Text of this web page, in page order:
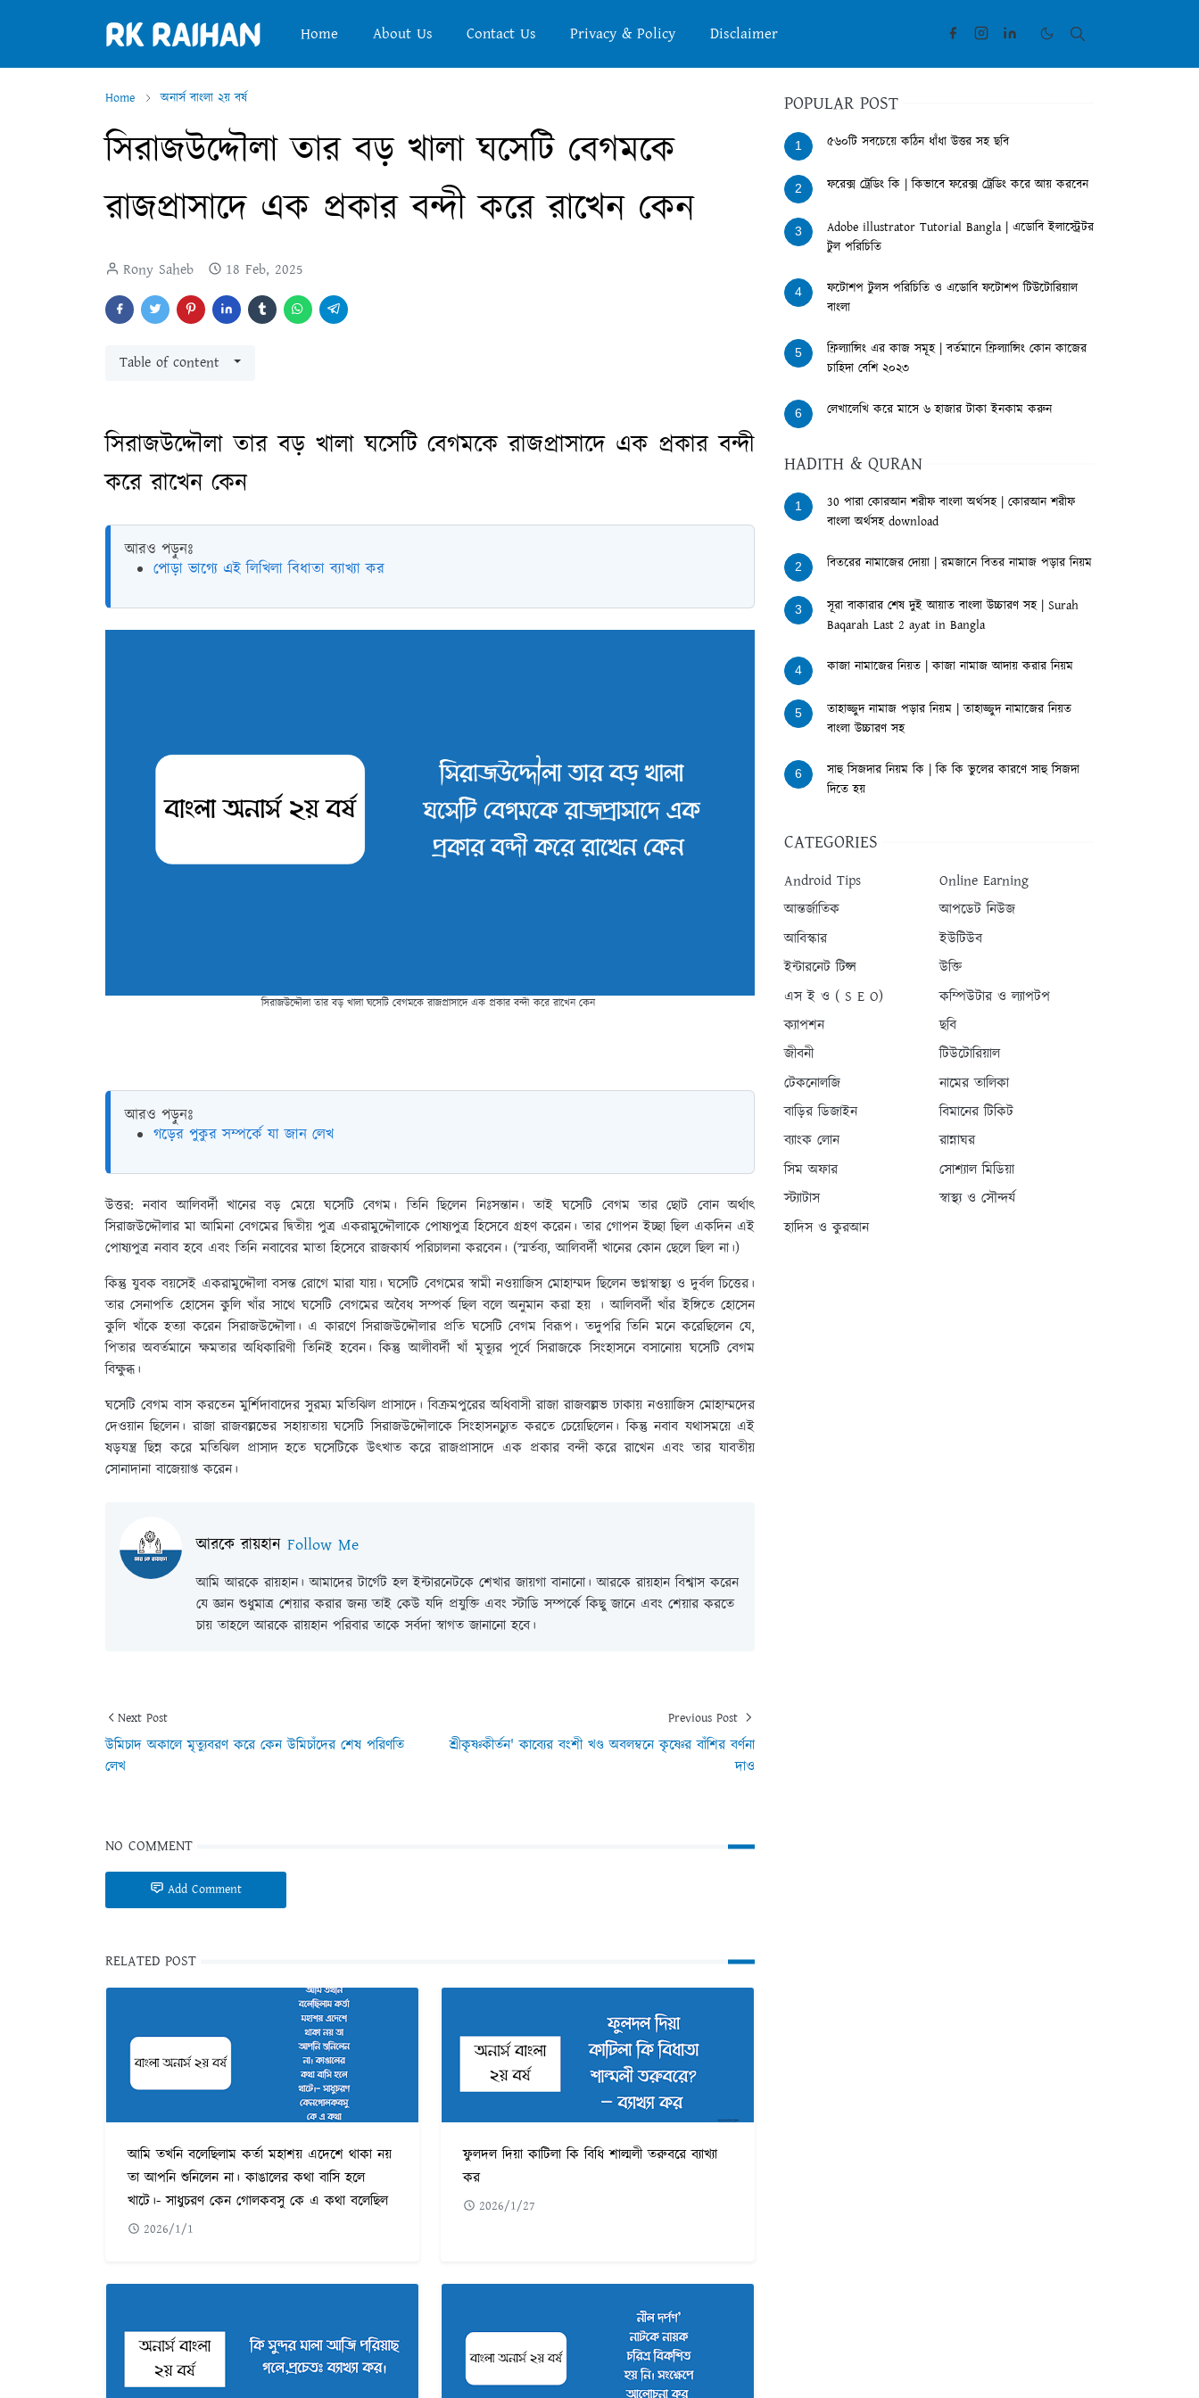
Home About Us Contact Us Privacy & Policy Disclaimer
Home অনার্স বাংলা ২য় বর্ষ
সিরাজউদ্দৌলা তার বড় খালা ঘসেটি বেগমকে
রাজপ্রাসাদে এক প্রকার বন্দী করে রাখেন কেন
Rony Saheb 18 Feb, 2025
Table of content
সিরাজউদ্দৌলা তার বড় খালা ঘসেটি বেগমকে রাজপ্রাসাদে এক প্রকার বন্দী
করে রাখেন কেন
আরও পড়ুনঃ
পোড়া ভাগ্যে এই লিখিলা বিধাতা ব্যাখ্যা কর
সিরাজউদ্দৌলা তার বড় খালা ঘসেটি বেগমকে রাজপ্রাসাদে এক প্রকার বন্দী করে রাখেন কেন
আরও পড়ুনঃ
গড়ের পুকুর সম্পর্কে যা জান লেখ
উত্তর: নবাব আলিবর্দী খানের বড় মেয়ে ঘসেটি বেগম। তিনি ছিলেন নিঃসন্তান। তাই ঘসেটি বেগম তার ছোট বোন অর্থাৎ
সিরাজউদ্দৌলার মা আমিনা বেগমের দ্বিতীয় পুত্র একরামুদ্দৌলাকে পোষ্যপুত্র হিসেবে গ্রহণ করেন। তার গোপন ইচ্ছা ছিল একদিন এই
পোষ্যপুত্র নবাব হবে এবং তিনি নবাবের মাতা হিসেবে রাজকার্য পরিচালনা করবেন। (স্মর্তব্য, আলিবর্দী খানের কোন ছেলে ছিল না।)
কিন্তু যুবক বয়সেই একরামুদ্দৌলা বসন্ত রোগে মারা যায়। ঘসেটি বেগমের স্বামী নওয়াজিস মোহাম্মদ ছিলেন ভগ্নস্বাস্থ্য ও দুর্বল চিত্তের।
তার সেনাপতি হোসেন কুলি খাঁর সাথে ঘসেটি বেগমের অবৈধ সম্পর্ক ছিল বলে অনুমান করা হয় । আলিবর্দী খাঁর ইঙ্গিতে হোসেন
কুলি খাঁকে হত্যা করেন সিরাজউদ্দৌলা। এ কারণে সিরাজউদ্দৌলার প্রতি ঘসেটি বেগম বিরূপ। তদুপরি তিনি মনে করেছিলেন যে,
পিতার অবর্তমানে ক্ষমতার অধিকারিণী তিনিই হবেন। কিন্তু আলীবর্দী খাঁ মৃত্যুর পূর্বে সিরাজকে সিংহাসনে বসানোয় ঘসেটি বেগম
বিক্ষুব্ধ।
ঘসেটি বেগম বাস করতেন মুর্শিদাবাদের সুরম্য মতিঝিল প্রাসাদে। বিক্রমপুরের অধিবাসী রাজা রাজবল্লভ ঢাকায় নওয়াজিস মোহাম্মদের
দেওয়ান ছিলেন। রাজা রাজবল্লভের সহায়তায় ঘসেটি সিরাজউদ্দৌলাকে সিংহাসনচ্যুত করতে চেয়েছিলেন। কিন্তু নবাব যথাসময়ে এই
ষড়যন্ত্র ছিন্ন করে মতিঝিল প্রাসাদ হতে ঘসেটিকে উৎখাত করে রাজপ্রাসাদে এক প্রকার বন্দী করে রাখেন এবং তার যাবতীয়
সোনাদানা বাজেয়াপ্ত করেন।
আরকে রায়হান Follow Me
আমি আরকে রায়হান। আমাদের টার্গেট হল ইন্টারনেটকে শেখার জায়গা বানানো। আরকে রায়হান বিশ্বাস করেন
যে জ্ঞান শুধুমাত্র শেয়ার করার জন্য তাই কেউ যদি প্রযুক্তি এবং স্টাডি সম্পর্কে কিছু জানে এবং শেয়ার করতে
চায় তাহলে আরকে রায়হান পরিবার তাকে সর্বদা স্বাগত জানানো হবে।
Next Post
উমিচাদ অকালে মৃত্যুবরণ করে কেন উমিচাঁদের শেষ পরিণতি
লেখ
Previous Post
শ্রীকৃষ্ণকীর্তন' কাব্যের বংশী খণ্ড অবলম্বনে কৃষ্ণের বাঁশির বর্ণনা
দাও
NO COMMENT
Add Comment
RELATED POST
আমি তখনি বলেছিলাম কর্তা মহাশয় এদেশে থাকা নয়
তা আপনি শুনিলেন না। কাঙালের কথা বাসি হলে
খাটে।- সাধুচরণ কেন গোলকবসু কে এ কথা বলেছিল
2026/1/1
ফুলদল দিয়া কাটিলা কি বিধি শাল্মলী তরুবরে ব্যাখ্যা
কর
2026/1/27
POPULAR POST
1 ৫৬০টি সবচেয়ে কঠিন ধাঁধা উত্তর সহ ছবি
2 ফরেক্স ট্রেডিং কি | কিভাবে ফরেক্স ট্রেডিং করে আয় করবেন
3
Adobe illustrator Tutorial Bangla | এডোবি ইলাস্ট্রেটর
টুল পরিচিতি
4
ফটোশপ টুলস পরিচিতি ও এডোবি ফটোশপ টিউটোরিয়াল
বাংলা
5
ফ্রিল্যান্সিং এর কাজ সমূহ | বর্তমানে ফ্রিল্যান্সিং কোন কাজের
চাহিদা বেশি ২০২৩
6 লেখালেখি করে মাসে ৬ হাজার টাকা ইনকাম করুন
HADITH & QURAN
1
30 পারা কোরআন শরীফ বাংলা অর্থসহ | কোরআন শরীফ
বাংলা অর্থসহ download
2 বিতরের নামাজের দোয়া | রমজানে বিতর নামাজ পড়ার নিয়ম
3
সূরা বাকারার শেষ দুই আয়াত বাংলা উচ্চারণ সহ | Surah
Baqarah Last 2 ayat in Bangla
4 কাজা নামাজের নিয়ত | কাজা নামাজ আদায় করার নিয়ম
5
তাহাজ্জুদ নামাজ পড়ার নিয়ম | তাহাজ্জুদ নামাজের নিয়ত
বাংলা উচ্চারণ সহ
6
সাহু সিজদার নিয়ম কি | কি কি ভুলের কারণে সাহু সিজদা
দিতে হয়
CATEGORIES
Android Tips
Online Earning
আন্তর্জাতিক
আপডেট নিউজ
আবিস্কার
ইউটিউব
ইন্টারনেট টিপ্স
উক্তি
এস ই ও ( S E O)
কম্পিউটার ও ল্যাপটপ
ক্যাপশন
ছবি
জীবনী
টিউটোরিয়াল
টেকনোলজি
নামের তালিকা
বাড়ির ডিজাইন
বিমানের টিকিট
ব্যাংক লোন
রান্নাঘর
সিম অফার
সোশ্যাল মিডিয়া
স্ট্যাটাস
স্বাস্থ্য ও সৌন্দর্য
হাদিস ও কুরআন